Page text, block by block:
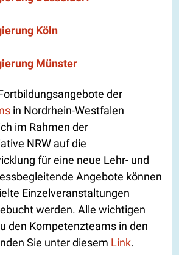
Köln
Münster
der
in Nordrhein-Westfalen
im Rahmen der
NRW auf die
für eine neue Lehr- und
Angebote können
Einzelveranstaltungen
werden. Alle wichtigen
den Kompetenzteams in den
Sie unter diesem Link.